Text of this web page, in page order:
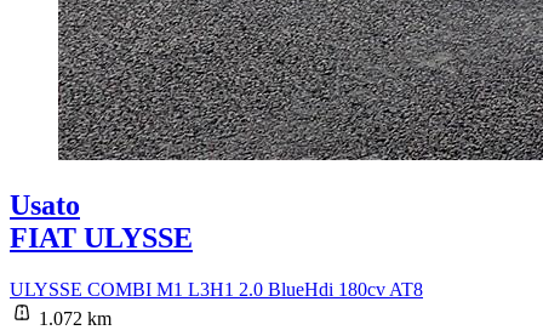
Usato
FIAT ULYSSE
ULYSSE COMBI M1 L3H1 2.0 BlueHdi 180cv AT8
1.072 km